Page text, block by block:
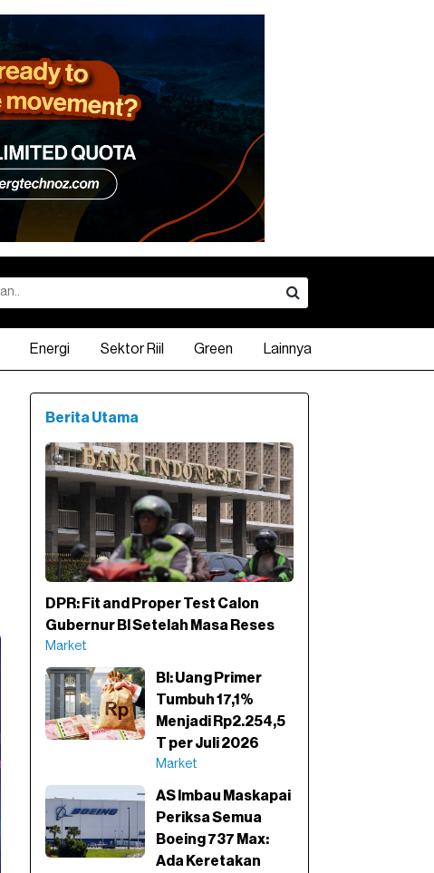
Energi Sektor Riil Green Lainnya
Berita Utama
DPR: Fit and Proper Test Calon
Gubernur BI Setelah Masa Reses
Market
BI: Uang Primer
Tumbuh 17,1%
Menjadi Rp2.254,5
T per Juli 2026
Market
AS Imbau Maskapai
Periksa Semua
Boeing 737 Max:
Ada Keretakan